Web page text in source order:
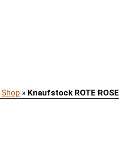
Shop » Knaufstock ROTE ROSE